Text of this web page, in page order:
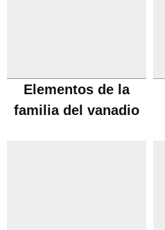
Elementos de la
familia del vanadio